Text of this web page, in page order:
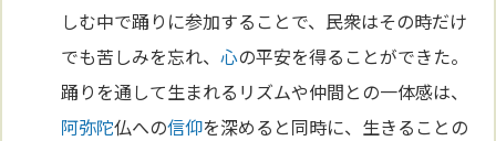
しむ中で踊りに参加することで、民衆はその時だけ
でも苦しみを忘れ、心の平安を得ることができた。
踊りを通して生まれるリズムや仲間との一体感は、
阿弥陀仏への信仰を深めると同時に、生きることの